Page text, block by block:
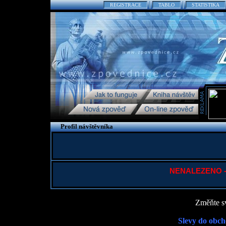
REGISTRACE TABLO STATISTIKA
Profil návštěvníka
NENALEZENO
Změňte
Slevy do